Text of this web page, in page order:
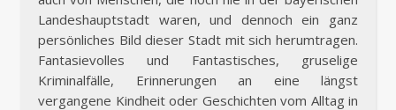
Landeshauptstadt waren, und dennoch ein ganz
persönliches Bild dieser Stadt mit sich herumtragen.
Fantasievolles und Fantastisches, gruselige
Kriminalfälle, Erinnerungen an eine längst
vergangene Kindheit oder Geschichten vom Alltag in